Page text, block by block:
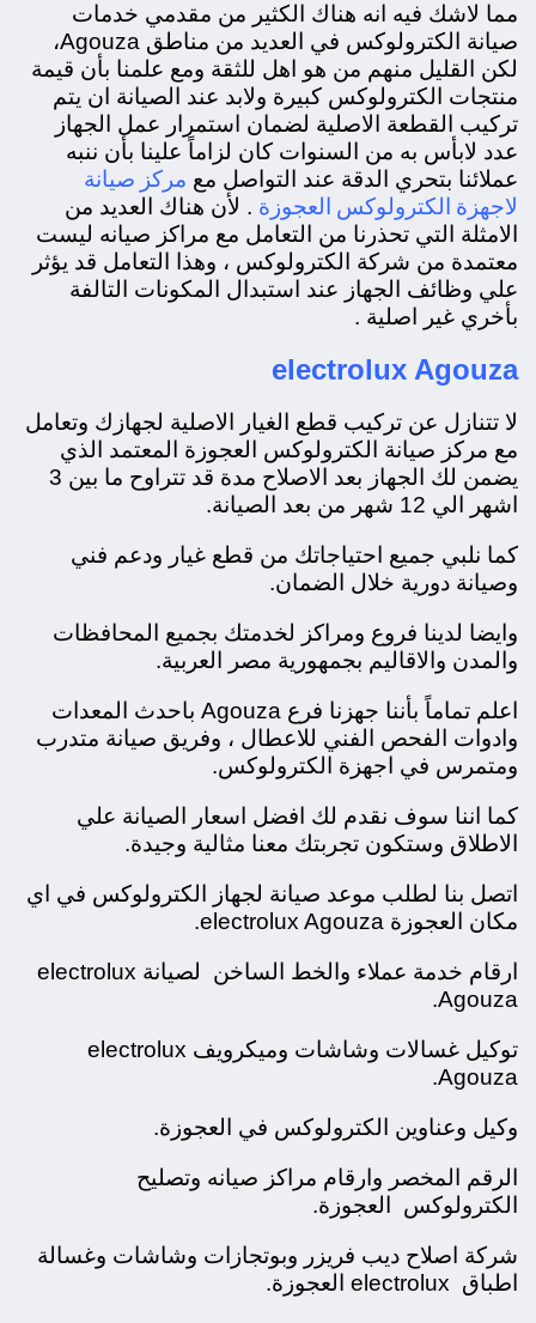
مما لاشك فيه انه هناك الكثير من مقدمي خدمات
صيانة الكترولوكس في العديد من مناطق Agouza،
لكن القليل منهم من هو اهل للثقة ومع علمنا بأن قيمة
منتجات الكترولوكس كبيرة ولابد عند الصيانة ان يتم
تركيب القطعة الاصلية لضمان استمرار عمل الجهاز
عدد لابأس به من السنوات كان لزاماً علينا بأن ننبه
عملائنا بتحري الدقة عند التواصل مع مركز صيانة
لاجهزة الكترولوكس العجوزة . لأن هناك العديد من
الامثلة التي تحذرنا من التعامل مع مراكز صيانه ليست
معتمدة من شركة الكترولوكس ، وهذا التعامل قد يؤثر
علي وظائف الجهاز عند استبدال المكونات التالفة
بأخري غير اصلية .
electrolux Agouza
لا تتنازل عن تركيب قطع الغيار الاصلية لجهازك وتعامل
مع مركز صيانة الكترولوكس العجوزة المعتمد الذي
يضمن لك الجهاز بعد الاصلاح مدة قد تتراوح ما بين 3
اشهر الي 12 شهر من بعد الصيانة.
كما نلبي جميع احتياجاتك من قطع غيار ودعم فني
وصيانة دورية خلال الضمان.
وايضا لدينا فروع ومراكز لخدمتك بجميع المحافظات
والمدن والاقاليم بجمهورية مصر العربية.
اعلم تماماً بأننا جهزنا فرع Agouza باحدث المعدات
وادوات الفحص الفني للاعطال ، وفريق صيانة متدرب
ومتمرس في اجهزة الكترولوكس.
كما اننا سوف نقدم لك افضل اسعار الصيانة علي
الاطلاق وستكون تجربتك معنا مثالية وجيدة.
اتصل بنا لطلب موعد صيانة لجهاز الكترولوكس في اي
مكان العجوزة electrolux Agouza.
ارقام خدمة عملاء والخط الساخن لصيانة electrolux
Agouza.
توكيل غسالات وشاشات وميكرويف electrolux
Agouza.
وكيل وعناوين الكترولوكس في العجوزة.
الرقم المخصر وارقام مراكز صيانه وتصليح
الكترولوكس العجوزة.
شركة اصلاح ديب فريزر وبوتجازات وشاشات وغسالة
اطباق electrolux العجوزة.